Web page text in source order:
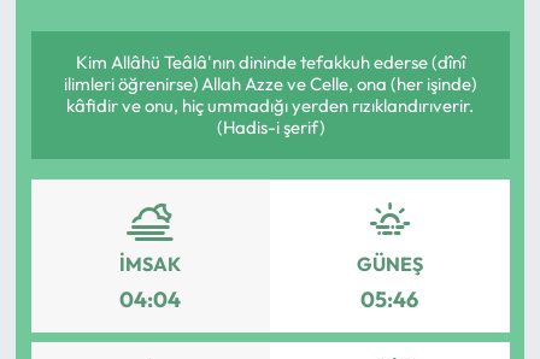
Kim Allâhü Teâlâ'nın dininde tefakkuh ederse (dînî
ilimleri öğrenirse) Allah Azze ve Celle, ona (her işinde)
kâfidir ve onu, hiç ummadığı yerden rızıklandırıverir.
(Hadis-i şerif)
İMSAK
04:04
GÜNEŞ
05:46
Araştırma-Rapor